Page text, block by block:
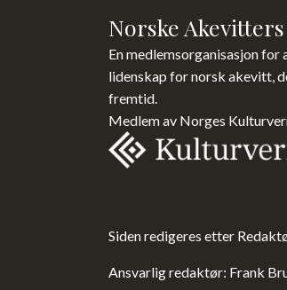
Norske
En medlemsorganisasjon for
lidenskap for norsk akevitt,
fremtid.
Medlem av Norges
Siden redigeres etter
Ansvarlig redaktør: Frank